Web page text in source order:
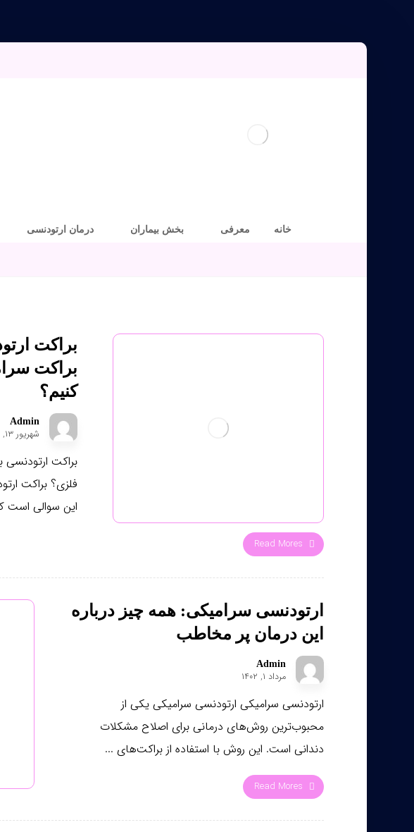
خانه معرفی بخش بیماران درمان ارتودنسی
براکت
براکت
کنیم؟
Admin
شهریور ۱۳, ۱۴۰۲
براکت ارتودنسی
فلزی؟ براکت
این سوالی است
Read Mores
ارتودنسی سرامیکی: همه چیز درباره
این درمان پر مخاطب
Admin
مرداد ۱, ۱۴۰۲
ارتودنسی سرامیکی ارتودنسی سرامیکی یکی از
محبوب‌ترین روش‌های درمانی برای اصلاح مشکلات
دندانی است. این روش با استفاده از براکت‌های ...
Read Mores